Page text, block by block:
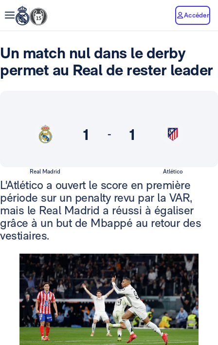
Accéder
Un match nul dans le derby
permet au Real de rester leader
1 - 1
Real Madrid Atlético
L'Atlético a ouvert le score en première
période sur un penalty revu par la VAR,
mais le Real Madrid a réussi à égaliser
grâce à un but de Mbappé au retour des
vestiaires.